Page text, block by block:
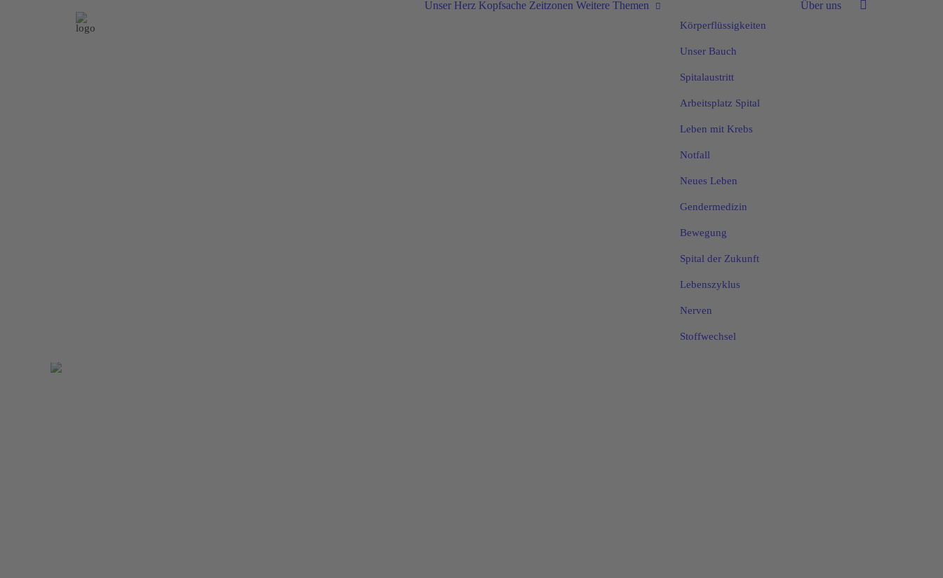
Unser Herz Kopfsache Zeitzonen Weitere Themen
Körperflüssigkeiten
Unser Bauch
Spitalaustritt
Arbeitsplatz Spital
Leben mit Krebs
Notfall
Neues Leben
Gendermedizin
Bewegung
Spital der Zukunft
Lebenszyklus
Nerven
Stoffwechsel
Über uns